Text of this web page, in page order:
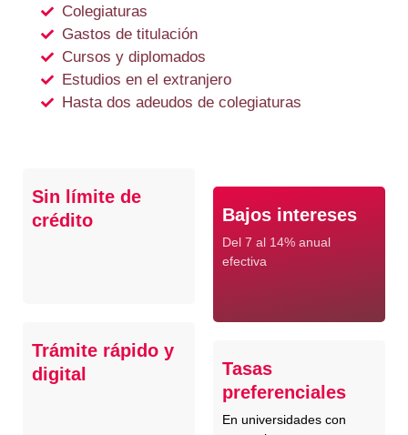
Colegiaturas
Gastos de titulación
Cursos y diplomados
Estudios en el extranjero
Hasta dos adeudos de colegiaturas
Sin límite de
crédito
Bajos intereses
Del 7 al 14% anual
efectiva
Trámite rápido y
digital
Tasas
preferenciales
En universidades con